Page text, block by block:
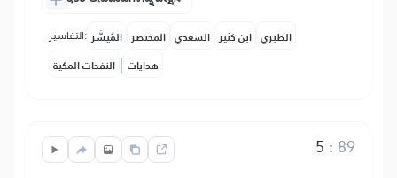
التفاسير: المُيسَّر المختصر السعدي ابن كثير الطبري
النفحات المكية | هدايات
5 : 89